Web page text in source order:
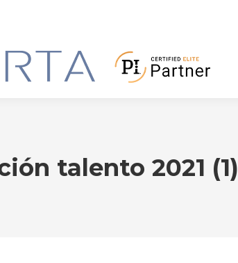
talento 2021 (1)